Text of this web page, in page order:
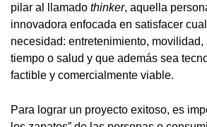
pilar al llamado thinker, aquella
innovadora enfocada en satisfacer
necesidad: entretenimiento,
tiempo o salud y que además sea
factible y comercialmente viable.
Para lograr un proyecto exitoso, es